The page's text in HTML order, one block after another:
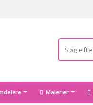
Malerier